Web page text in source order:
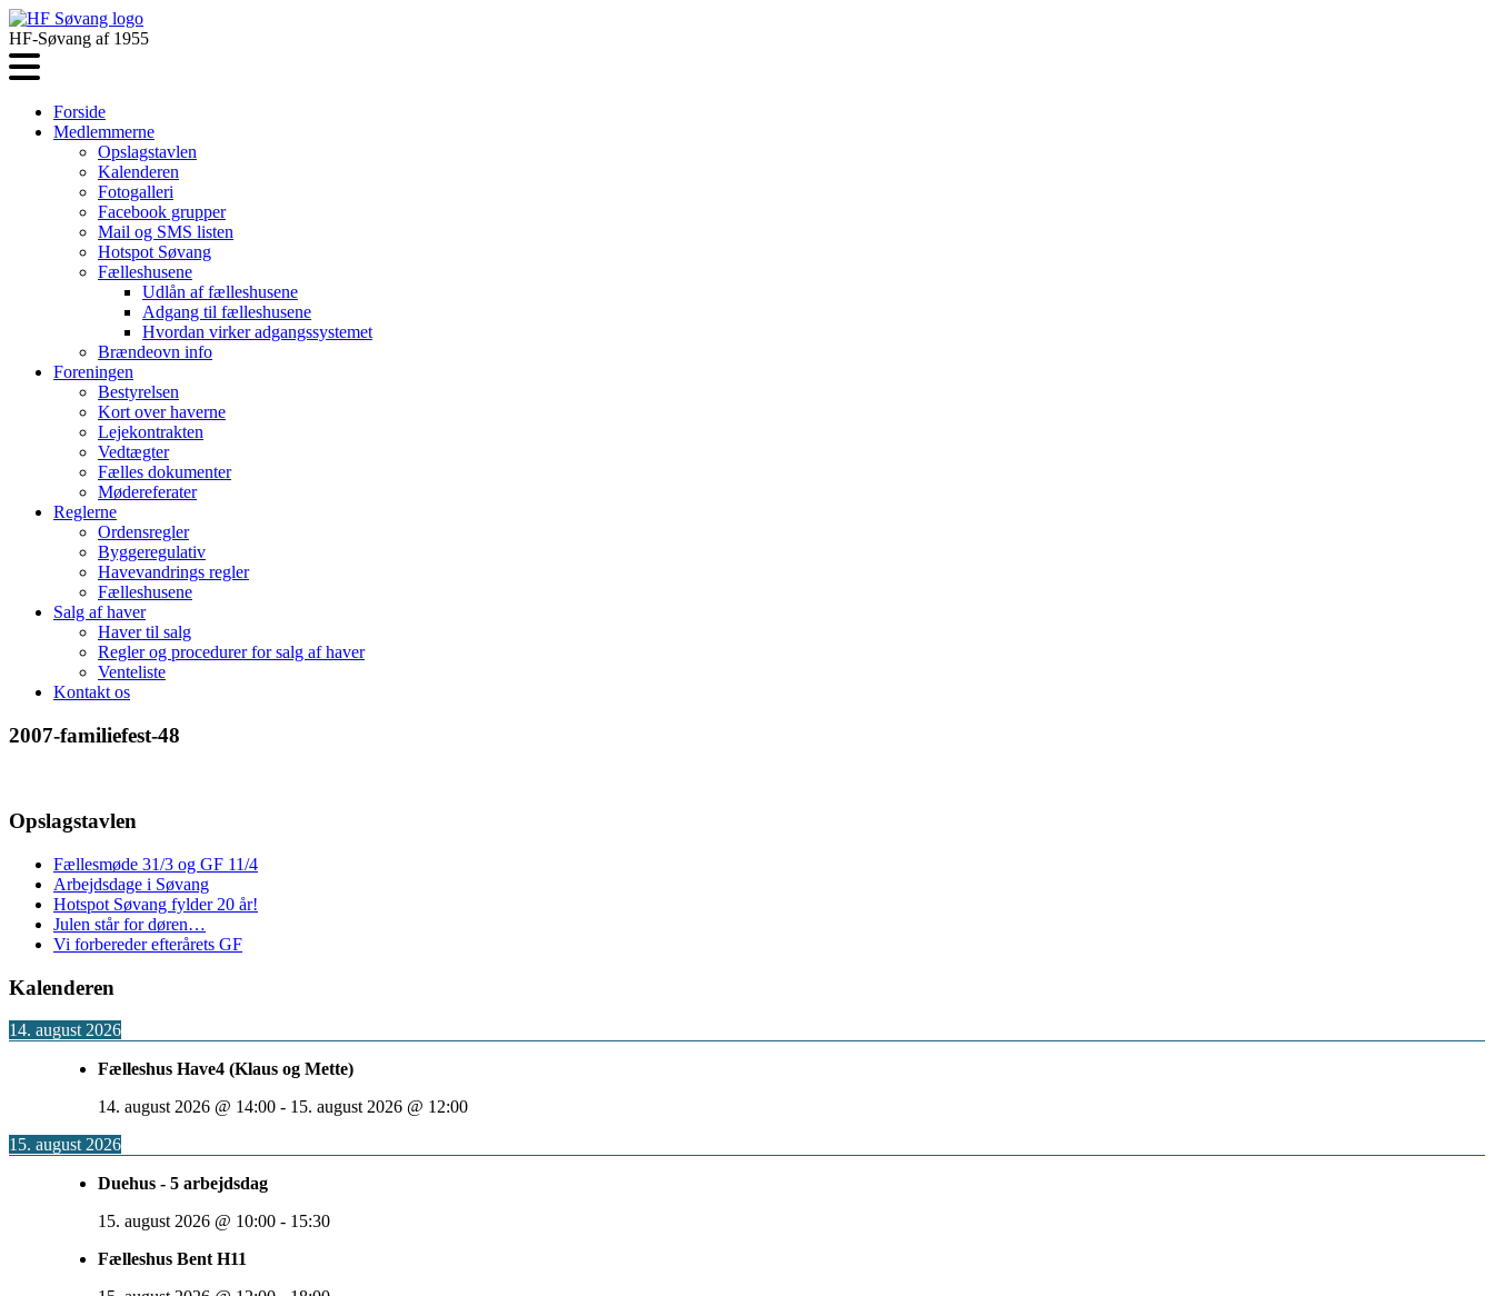
HF-Søvang af 1955
Forside
Medlemmerne
Opslagstavlen
Kalenderen
Fotogalleri
Facebook grupper
Mail og SMS listen
Hotspot Søvang
Fælleshusene
Udlån af fælleshusene
Adgang til fælleshusene
Hvordan virker adgangssystemet
Brændeovn info
Foreningen
Bestyrelsen
Kort over haverne
Lejekontrakten
Vedtægter
Fælles dokumenter
Mødereferater
Reglerne
Ordensregler
Byggeregulativ
Havevandrings regler
Fælleshusene
Salg af haver
Haver til salg
Regler og procedurer for salg af haver
Venteliste
Kontakt os
2007-familiefest-48
Opslagstavlen
Fællesmøde 31/3 og GF 11/4
Arbejdsdage i Søvang
Hotspot Søvang fylder 20 år!
Julen står for døren…
Vi forbereder efterårets GF
Kalenderen
14. august 2026
Fælleshus Have4 (Klaus og Mette)
14. august 2026 @ 14:00 - 15. august 2026 @ 12:00
15. august 2026
Duehus - 5 arbejdsdag
15. august 2026 @ 10:00 - 15:30
Fælleshus Bent H11